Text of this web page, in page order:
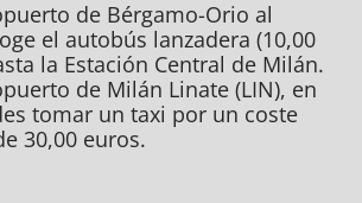
de Bérgamo-Orio al
el autobús lanzadera (10,00
la Estación Central de Milán.
de Milán Linate (LIN), en
tomar un taxi por un coste
30,00 euros.